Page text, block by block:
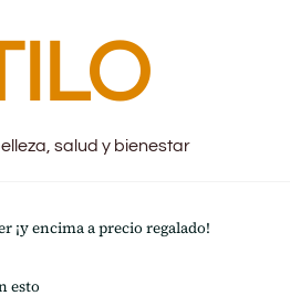
salud y bienestar
¡y encima a precio regalado!
esto